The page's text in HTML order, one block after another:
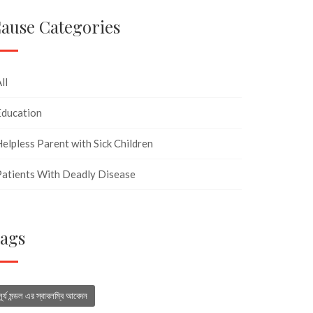
Categories
Parent with Sick Children
With Deadly Disease
মন্ডল এর স্বাবলম্বি আবেদন